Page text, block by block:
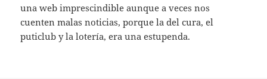
una web imprescindible aunque a veces nos
cuenten malas noticias, porque la del cura, el
puticlub y la lotería, era una estupenda.